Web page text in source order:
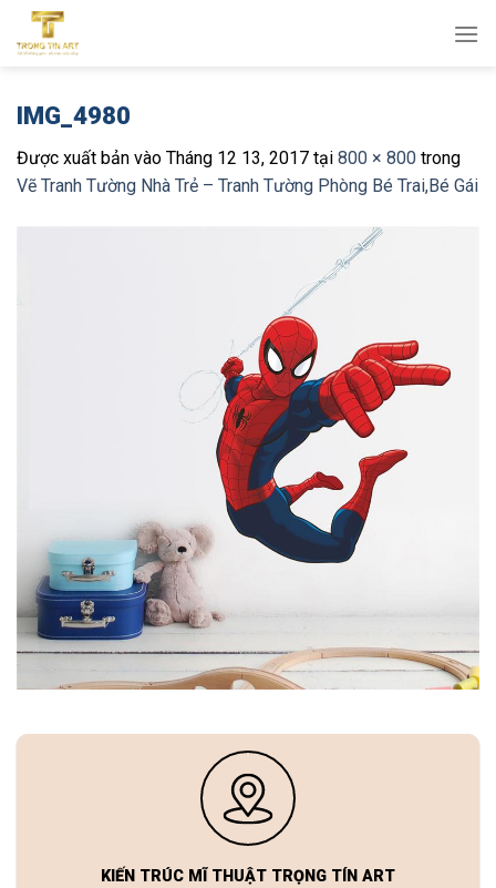
qua
IMG_4980
Được xuất bản vào Tháng 12 13, 2017 tại 800 × 800 trong
Vẽ Tranh Tường Nhà Trẻ – Tranh Tường Phòng Bé Trai,Bé Gái
KIẾN TRÚC MĨ THUẬT TRỌNG TÍN ART